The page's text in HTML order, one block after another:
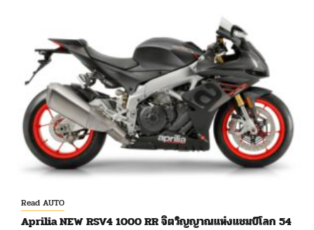
Read AUTO
Aprilia NEW RSV4 1000 RR จิตวิญญาณแห่งแชมป์โลก 54